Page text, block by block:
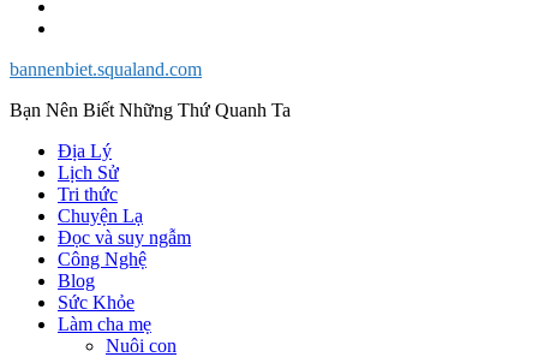
bannenbiet.squaland.com
Bạn Nên Biết Những Thứ Quanh Ta
Địa Lý
Lịch Sử
Tri thức
Chuyện Lạ
Đọc và suy ngẫm
Công Nghệ
Blog
Sức Khỏe
Làm cha mẹ
Nuôi con